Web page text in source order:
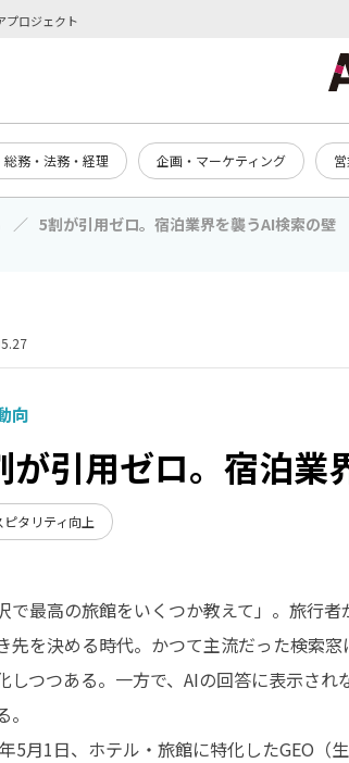
プロジェクト
総務・法務・経理 企画・マーケティング
5割が引用ゼロ。宿泊業界を襲うAI検索の壁
向
が引用ゼロ。宿泊業
ピタリティ向上
で最高の旅館をいくつか教えて」。旅行
先を決める時代。かつて主流だった検索
しつつある。一方で、AIの回答に表示さ
5月1日、ホテル・旅館に特化したGEO（